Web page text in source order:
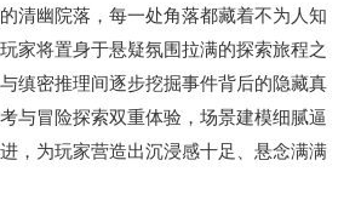
清幽院落，每一处角落都藏着不为人知
家将置身于悬疑氛围拉满的探索旅程之
缜密推理间逐步挖掘事件背后的隐藏真
与冒险探索双重体验，场景建模细腻逼
，为玩家营造出沉浸感十足、悬念满满